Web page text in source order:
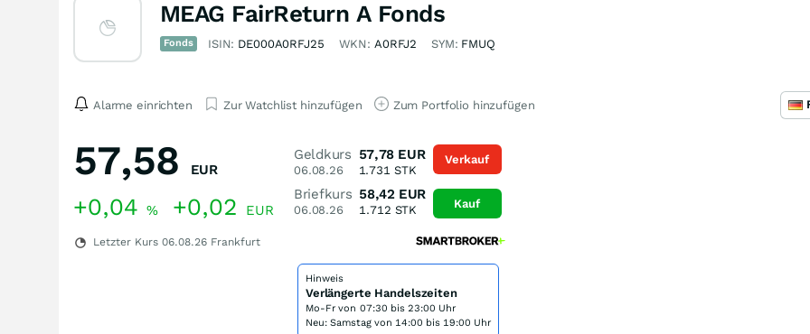
MEAG FairReturn A Fonds
Fonds ISIN: DE000A0RFJ25 WKN: A0RFJ2 SYM: FMUQ
Alarme einrichten Zur Watchlist hinzufügen Zum Portfolio hinzufügen
57,58 EUR
+0,04 % +0,02 EUR
Letzter Kurs 06.08.26 Frankfurt
Geldkurs
06.08.26
57,78 EUR
1.731 STK
Briefkurs
06.08.26
58,42 EUR
1.712 STK
Verkauf
Kauf
Hinweis
Verlängerte Handelszeiten
Mo-Fr von 07:30 bis 23:00 Uhr
Neu: Samstag von 14:00 bis 19:00 Uhr